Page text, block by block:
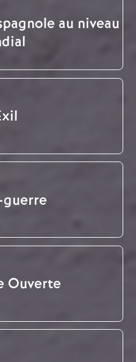
au niveau
guerre
Ouverte